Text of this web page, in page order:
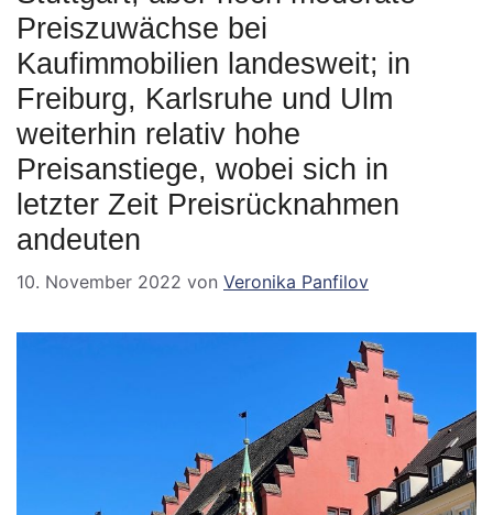
Preiszuwächse bei
Kaufimmobilien landesweit; in
Freiburg, Karlsruhe und Ulm
weiterhin relativ hohe
Preisanstiege, wobei sich in
letzter Zeit Preisrücknahmen
andeuten
10. November 2022 von Veronika Panfilov